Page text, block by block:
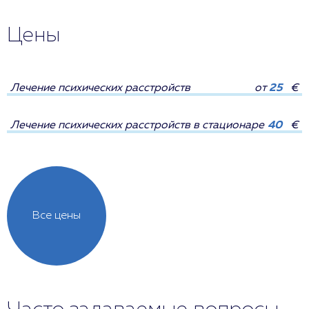
Цены
Все цены
Лечение психических расстройств от25 €
Лечение психических расстройств в стационаре 40 €